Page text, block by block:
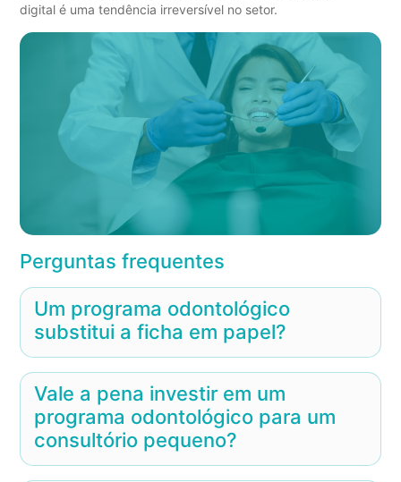
digital é uma tendência irreversível no setor.
Perguntas frequentes
Um programa odontológico
substitui a ficha em papel?
Vale a pena investir em um
programa odontológico para um
consultório pequeno?